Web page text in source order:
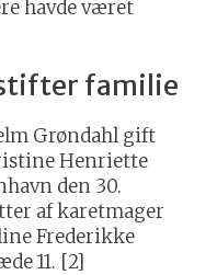
havde været
familie
Grøndahl gift
Henriette
den 30.
af karetmager
Frederikke
11. [2]